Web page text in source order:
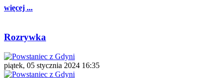
więcej ...
Rozrywka
piątek, 05 stycznia 2024 16:35